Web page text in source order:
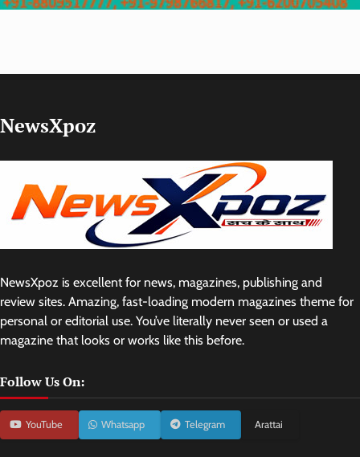
NewsXpoz
NewsXpoz is excellent for news, magazines, publishing and
review sites. Amazing, fast-loading modern magazines theme for
personal or editorial use. You’ve literally never seen or used a
magazine that looks or works like this before.
Follow Us On:
YouTube Whatsapp Telegram Arattai